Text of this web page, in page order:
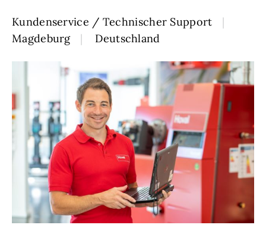
Kundenservice / Technischer Support
Magdeburg
Deutschland